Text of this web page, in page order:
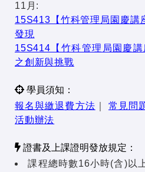
11月:
15S413【竹科管理局園慶講
發現
15S414【竹科管理局園慶
之創新與挑戰
學員須知：
報名與繳退費方法
常見問
活動辦法
證書及上課證明發放規定：
課程總時數16小時(含)以